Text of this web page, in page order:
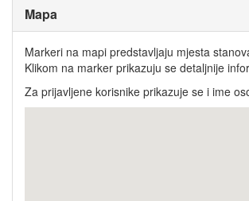
Mapa
Markeri na mapi predstavljaju mjesta
Klikom na marker prikazuju se detaljnije
Za prijavljene korisnike prikazuje se i ime